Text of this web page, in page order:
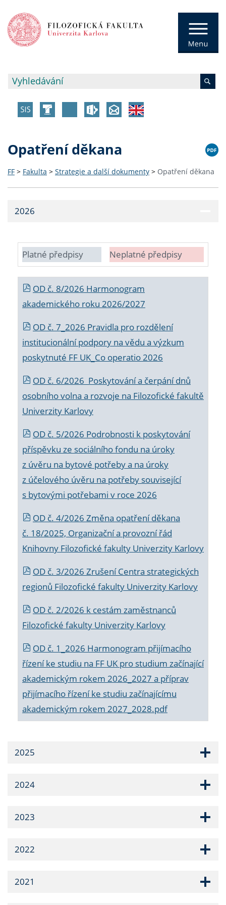
Opatření děkana
FF > Fakulta > Strategie a další dokumenty > Opatření děkana
2026
Platné předpisy Neplatné předpisy
OD č. 8/2026 Harmonogram
akademického roku 2026/2027
OD č. 7_2026 Pravidla pro rozdělení
institucionální podpory na vědu a výzkum
poskytnuté FF UK_Co operatio 2026
OD č. 6/2026 Poskytování a čerpání dnů
osobního volna a rozvoje na Filozofické fakultě
Univerzity Karlovy
OD č. 5/2026 Podrobnosti k poskytování
příspěvku ze sociálního fondu na úroky
z úvěru na bytové potřeby a na úroky
z účelového úvěru na potřeby související
s bytovými potřebami v roce 2026
OD č. 4/2026 Změna opatření děkana
č. 18/2025, Organizační a provozní řád
Knihovny Filozofické fakulty Univerzity Karlovy
OD č. 3/2026 Zrušení Centra strategických
regionů Filozofické fakulty Univerzity Karlovy
OD č. 2/2026 k cestám zaměstnanců
Filozofické fakulty Univerzity Karlovy
OD č. 1_2026 Harmonogram přijímacího
řízení ke studiu na FF UK pro studium začínající
akademickým rokem 2026_2027 a příprav
přijímacího řízení ke studiu začínajícímu
akademickým rokem 2027_2028.pdf
2025
2024
2023
2022
2021